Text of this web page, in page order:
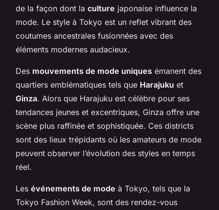
de la façon dont la culture japonaise influence la
mode. Le style à Tokyo est un reflet vibrant des
coutumes ancestrales fusionnées avec des
éléments modernes audacieux.
Des mouvements de mode uniques émanent des
quartiers emblématiques tels que Harajuku et
Ginza. Alors que Harajuku est célèbre pour ses
tendances jeunes et excentriques, Ginza offre une
scène plus raffinée et sophistiquée. Ces districts
sont des lieux trépidants où les amateurs de mode
peuvent observer l’évolution des styles en temps
réel.
Les événements de mode à Tokyo, tels que la
Tokyo Fashion Week, sont des rendez-vous